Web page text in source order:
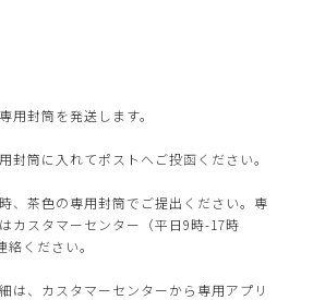
用封筒を発送します。
封筒に入れてポストへご投函ください。
、茶色の専用封筒でご提出ください。専
カスタマーセンター（平日9時-17時
ください。
は、カスタマーセンターから専用アプリ